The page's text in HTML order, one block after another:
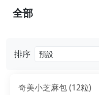
排序
奇美小芝麻包 (12粒)
全部